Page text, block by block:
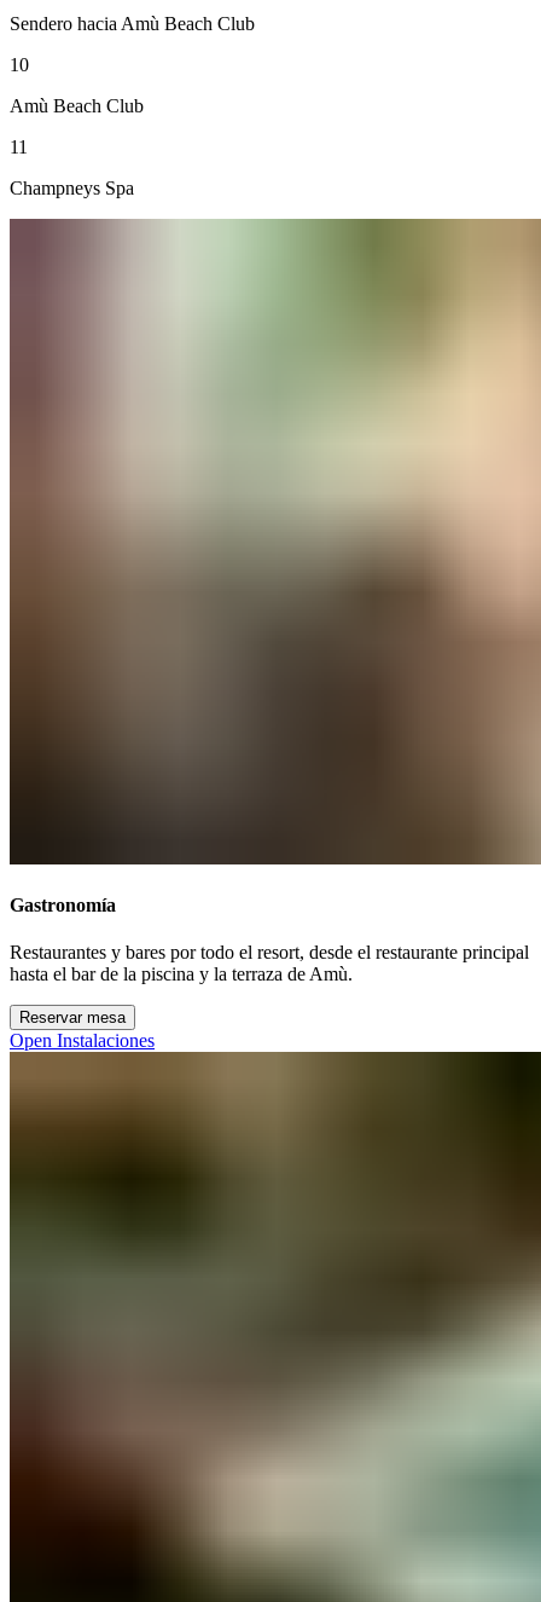
Sendero hacia Amù Beach Club​​​​‌ ‍ ​‍​‍‌‍ ‌ ​‍‌‍‍‌‌‍‌ ‌‍‍‌‌‍ ‍​‍​‍​ ‍‍​‍​‍‌ ​ ‌‍​‌‌‍ ‍‌‍‍‌‌ ‌​‌ ‍‌​‍ ‍‌‍‍‌‌‍ ​‍​‍​‍ ​​‍​‍‌‍‍​‌ ​‍‌‍‌‌‌‍‌‍​‍​‍​ ‍‍​‍​‍‌‍‍​‌ ‌​‌ ‌​‌ ​​‌ ​ ​ ‍‍​‍ ​‍ ‌‍ ​​‍ ‌‌‍​‌‌‍ ‍‌‍‌​​‍ ‌‌ ​‍​‍ ‌‌‍‍​‌‍ ‌ ‌​‌‍‌‌‌‍ ​‌ ​ ​‍ ‌‌ ​ ‌ ‌​‌ ‌‌‌‍‌​‌‍‍‌‌‍ ​‍ ‍‌ ‌‍‌‍‌‌‌ ​‍‌‍​ ‌‍‌‌‌‍ ​​‍ ‍‌‍​‌‌ ​​‌ ​​​‍ ‌‍‍‌‌‍ ‍‌ ‌​‌‍‌‌‌‍ ‍‌ ‌​​‍ ‌‍‌‌‌‍‌​‌‍‍‌‌ ‌​​‍ ‌‍ ‌‌‍ ‌‍‌​‌‍‌‌​ ‌‌ ​​‌ ​‍‌‍‌‌‌ ​ ‌‍‌‌‌‍ ‍‌ ‌​‌‍​‌‌ ‌​‌‍‍‌‌‍ ‌‍ ‍​ ‍ ‌‍‍‌‌‍‌​​ ‌​ ‌‍‌‍‌​​ ​‌‌‍‌‌​ ​ ​ ‌ ‌‍‌​​ ​‌​‍ ‌​ ​‌‌‍‌​​ ​​‌‍‌‌​‍ ‌​ ‌​‌‍‌‍‌‍‌‍‌‍​‍​‍ ‌‌‍​‌​ ​ ​ ​‍​ ​‌​‍ ‌‌‍​‌​ ​‍​ ‌‍‌‍​ ​ ‌ ​ ​ ​ ‍‌​ ‌​​ ‌‌​ ‌‍‌‍​‍​ ​​​ ‍ ‌ ‌​‌ ‍‌‌ ​​‌‍‌‌​ ‌‌‍‍​‌‍ ‌ ‌​‌‍‌‌‌‍ ​‌‌​ ‌‍‍‌‌ ‌​‌‍‌‌‌‌​​‌‍​‌‌‍‌ ‌‍‌‌​ ‍ ‌ ​​‌‍​‌‌ ‌​‌‍‍​​ ‌‌ ​​‌‍​‌‌‍‌ ‌‍‌‌‌​​‍‌ ‌‌‌‍‍‌‌‍ ​‌‍‌​‌‍‌‌‌ ​‍​‍‌‌​ ‌‌‌​​‍‌‌ ‌‍‍ ‌‍‌‌‌ ‍‌​‍‌‌​ ​ ‌​‌​​‍‌‌​ ​ ‌​‌​​‍‌‌​ ​‍​ ​‍‌‍‌‌​ ‍​​ ‌‌​ ‌‌‌‍​ ​ ​‍‌‍​ ‌‍​‌​ ‌‍​ ​​​ ​ ​ ‌‌​‍‌‌​ ​‍​ ​‍​‍‌‌​ ‌‌‌​‌​​‍ ‍‌ ​​‌‍ ‌‍‍‌‌‍ ‍‌ ‌​‌ ​ ‌​ ‌‍‌‍‌​‍‌‌‍ ‍‌ ‌​‌‍‌‌‌ ​‍‌‍‌‌‌ ​ ‌ ‌​‌ ​ ​‍‌‌​ ‌‌‌​​‍‌‌ ‌‍‍ ‌‍‌‌‌ ‍‌​‍‌‌​ ​ ‌​‌​​‍‌‌​ ​ ‌​‌​​‍‌‌​ ​‍​ ​‍​ ​‌‌‍‌​​ ‌​​ ​ ​ ​‌‌‍‌‍​ ​‍​ ‍‌‌‍​‍​ ​‌‌‍​ ​ ‍‌​‍‌‌​ ​‍​ ​‍​‍‌‌​ ‌‌‌​‌​​‍ ‍‌‍‌​‌‍‌‌‌ ‌​‌‍​‌‌‍‍‌‌‍ ​​ ‌‍​‍‌‍​‌‌ ​ ‌‍‌‌‌‌‌‌‌ ​‍‌‍ ​​ ‌‌‍‍​‌ ‌​‌ ‌​‌ ​​‌ ​ ​‍‌‌​ ​ ‌​​‌​‍‌‌​ ​‍‌​‌‍​‍‌‌​ ​‍‌​‌‍‌‍ ​​‍ ‌‌‍​‌‌‍ ‍‌‍‌​​‍ ‌‌ ​‍​‍ ‌‌‍‍​‌‍ ‌ ‌​‌‍‌‌‌‍ ​‌ ​ ​‍ ‌‌ ​ ‌ ‌​‌ ‌‌‌‍‌​‌‍‍‌‌‍ ​‍ ‍‌ ‌‍‌‍‌‌‌ ​‍‌‍​ ‌‍‌‌‌‍ ​​‍ ‍‌‍​‌‌ ​​‌ ​​​‍‌‍‌‍‍‌‌‍‌​​ ‌​ ‌‍‌‍‌​​ ​‌‌‍‌‌​ ​ ​ ‌ ‌‍‌​​ ​‌​‍ ‌​ ​‌‌‍‌​​ ​​‌‍‌‌​‍ ‌​ ‌​‌‍‌‍‌‍‌‍‌‍​‍​‍ ‌‌‍​‌​ ​ ​ ​‍​ ​‌​‍ ‌‌‍​‌​ ​‍​ ‌‍‌‍​ ​ ‌ ​ ​ ​ ‍‌​ ‌​​ ‌‌​ ‌‍‌‍​‍​ ​​​‍‌‍‌ ‌​‌ ‍‌‌ ​​‌‍‌‌​ ‌‌‍‍​‌‍ ‌ ‌​‌‍‌‌‌‍ ​‌‌​ ‌‍‍‌‌ ‌​‌‍‌‌‌‌​​‌‍​‌‌‍‌ ‌‍‌‌​‍‌‍‌ ​​‌‍​‌‌ ‌​‌‍‍​​ ‌‌ ​​‌‍​‌‌‍‌ ‌‍‌‌‌​​‍‌ ‌‌‌‍‍‌‌‍ ​‌‍‌​‌‍‌‌‌ ​‍​‍‌‌​ ‌‌‌​​‍‌‌ ‌‍‍ ‌‍‌‌‌ ‍‌​‍‌‌​ ​ ‌​‌​​‍‌‌​ ​ ‌​‌​​‍‌‌​ ​‍​ ​‍‌‍‌‌​ ‍​​ ‌‌​ ‌‌‌‍​ ​ ​‍‌‍​ ‌‍​‌​ ‌‍​ ​​​ ​ ​ ‌‌​‍‌‌​ ​‍​ ​‍​‍‌‌​ ‌‌‌​‌​​‍ ‍‌ ​​‌‍ ‌‍‍‌‌‍ ‍‌ ‌​‌ ​ ‌​ ‌‍‌‍‌​‍‌‌‍ ‍‌ ‌​‌‍‌‌‌ ​‍‌‍‌‌‌ ​ ‌ ‌​‌ ​ ​‍‌‌​ ‌‌‌​​‍‌‌ ‌‍‍ ‌‍‌‌‌ ‍‌​‍‌‌​ ​ ‌​‌​​‍‌‌​ ​ ‌​‌​​‍‌‌​ ​‍​ ​‍​ ​‌‌‍‌​​ ‌​​ ​ ​ ​‌‌‍‌‍​ ​‍​ ‍‌‌‍​‍​ ​‌‌‍​ ​ ‍‌​‍‌‌​ ​‍​ ​‍​‍‌‌​ ‌‌‌​‌​​‍ ‍‌‍‌​‌‍‌‌‌ ‌​‌‍​‌‌‍‍‌‌‍ ​​‍‌‍‌ ​​‌‍‌‌‌ ​‍‌ ​ ‌ ​​‌‍‌‌‌‍​ ‌ ‌​‌‍‍‌‌ ‌‍‌‍‌‌​ ‌‌ ​​‌ ‌‌‌‍​‍‌‍ ​‌‍‍‌‌ ​ ‌‍‍​‌‍‌‌‌‍‌​​‍​‍‌ ‌
10
Amù Beach Club​​​​‌ ‍ ​‍​‍‌‍ ‌ ​‍‌‍‍‌‌‍‌ ‌‍‍‌‌‍ ‍​‍​‍​ ‍‍​‍​‍‌ ​ ‌‍​‌‌‍ ‍‌‍‍‌‌ ‌​‌ ‍‌​‍ ‍‌‍‍‌‌‍ ​‍​‍​‍ ​​‍​‍‌‍‍​‌ ​‍‌‍‌‌‌‍‌‍​‍​‍​ ‍‍​‍​‍‌‍‍​‌ ‌​‌ ‌​‌ ​​‌ ​ ​ ‍‍​‍ ​‍ ‌‍ ​​‍ ‌‌‍​‌‌‍ ‍‌‍‌​​‍ ‌‌ ​‍​‍ ‌‌‍‍​‌‍ ‌ ‌​‌‍‌‌‌‍ ​‌ ​ ​‍ ‌‌ ​ ‌ ‌​‌ ‌‌‌‍‌​‌‍‍‌‌‍ ​‍ ‍‌ ‌‍‌‍‌‌‌ ​‍‌‍​ ‌‍‌‌‌‍ ​​‍ ‍‌‍​‌‌ ​​‌ ​​​‍ ‌‍‍‌‌‍ ‍‌ ‌​‌‍‌‌‌‍ ‍‌ ‌​​‍ ‌‍‌‌‌‍‌​‌‍‍‌‌ ‌​​‍ ‌‍ ‌‌‍ ‌‍‌​‌‍‌‌​ ‌‌ ​​‌ ​‍‌‍‌‌‌ ​ ‌‍‌‌‌‍ ‍‌ ‌​‌‍​‌‌ ‌​‌‍‍‌‌‍ ‌‍ ‍​ ‍ ‌‍‍‌‌‍‌​​ ‌​ ‌‍‌‍‌​​ ​‌‌‍‌‌​ ​ ​ ‌ ‌‍‌​​ ​‌​‍ ‌​ ​‌‌‍‌​​ ​​‌‍‌‌​‍ ‌​ ‌​‌‍‌‍‌‍‌‍‌‍​‍​‍ ‌‌‍​‌​ ​ ​ ​‍​ ​‌​‍ ‌‌‍​‌​ ​‍​ ‌‍‌‍​ ​ ‌ ​ ​ ​ ‍‌​ ‌​​ ‌‌​ ‌‍‌‍​‍​ ​​​ ‍ ‌ ‌​‌ ‍‌‌ ​​‌‍‌‌​ ‌‌‍‍​‌‍ ‌ ‌​‌‍‌‌‌‍ ​‌‌​ ‌‍‍‌‌ ‌​‌‍‌‌‌‌​​‌‍​‌‌‍‌ ‌‍‌‌​ ‍ ‌ ​​‌‍​‌‌ ‌​‌‍‍​​ ‌‌ ​​‌‍​‌‌‍‌ ‌‍‌‌‌​​‍‌ ‌‌‌‍‍‌‌‍ ​‌‍‌​‌‍‌‌‌ ​‍​‍‌‌​ ‌‌‌​​‍‌‌ ‌‍‍ ‌‍‌‌‌ ‍‌​‍‌‌​ ​ ‌​‌​​‍‌‌​ ​ ‌​‌​​‍‌‌​ ​‍​ ​‍‌‍‌‌​ ‍​​ ‌‌​ ‌‌‌‍​ ​ ​‍‌‍​ ‌‍​‌​ ‌‍​ ​​​ ​ ​ ‌‌​‍‌‌​ ​‍​ ​‍​‍‌‌​ ‌‌‌​‌​​‍ ‍‌ ​​‌‍ ‌‍‍‌‌‍ ‍‌ ‌​‌ ​ ‌​ ‌‍‌‍‌​‍‌‌‍ ‍‌ ‌​‌‍‌‌‌ ​‍‌‍‌‌‌ ​ ‌ ‌​‌ ​ ​‍‌‌​ ‌‌‌​​‍‌‌ ‌‍‍ ‌‍‌‌‌ ‍‌​‍‌‌​ ​ ‌​‌​​‍‌‌​ ​ ‌​‌​​‍‌‌​ ​‍​ ​‍​ ​​‌‍‌‍‌‍​‍​ ‌​‌‍‌​‌‍‌‌‌‍​‌‌‍​ ​ ​‍​ ‌ ‌‍‌‌‌‍‌‌​‍‌‌​ ​‍​ ​‍​‍‌‌​ ‌‌‌​‌​​‍ ‍‌‍‌​‌‍‌‌‌ ‌​‌‍​‌‌‍‍‌‌‍ ​​ ‌‍​‍‌‍​‌‌ ​ ‌‍‌‌‌‌‌‌‌ ​‍‌‍ ​​ ‌‌‍‍​‌ ‌​‌ ‌​‌ ​​‌ ​ ​‍‌‌​ ​ ‌​​‌​‍‌‌​ ​‍‌​‌‍​‍‌‌​ ​‍‌​‌‍‌‍ ​​‍ ‌‌‍​‌‌‍ ‍‌‍‌​​‍ ‌‌ ​‍​‍ ‌‌‍‍​‌‍ ‌ ‌​‌‍‌‌‌‍ ​‌ ​ ​‍ ‌‌ ​ ‌ ‌​‌ ‌‌‌‍‌​‌‍‍‌‌‍ ​‍ ‍‌ ‌‍‌‍‌‌‌ ​‍‌‍​ ‌‍‌‌‌‍ ​​‍ ‍‌‍​‌‌ ​​‌ ​​​‍‌‍‌‍‍‌‌‍‌​​ ‌​ ‌‍‌‍‌​​ ​‌‌‍‌‌​ ​ ​ ‌ ‌‍‌​​ ​‌​‍ ‌​ ​‌‌‍‌​​ ​​‌‍‌‌​‍ ‌​ ‌​‌‍‌‍‌‍‌‍‌‍​‍​‍ ‌‌‍​‌​ ​ ​ ​‍​ ​‌​‍ ‌‌‍​‌​ ​‍​ ‌‍‌‍​ ​ ‌ ​ ​ ​ ‍‌​ ‌​​ ‌‌​ ‌‍‌‍​‍​ ​​​‍‌‍‌ ‌​‌ ‍‌‌ ​​‌‍‌‌​ ‌‌‍‍​‌‍ ‌ ‌​‌‍‌‌‌‍ ​‌‌​ ‌‍‍‌‌ ‌​‌‍‌‌‌‌​​‌‍​‌‌‍‌ ‌‍‌‌​‍‌‍‌ ​​‌‍​‌‌ ‌​‌‍‍​​ ‌‌ ​​‌‍​‌‌‍‌ ‌‍‌‌‌​​‍‌ ‌‌‌‍‍‌‌‍ ​‌‍‌​‌‍‌‌‌ ​‍​‍‌‌​ ‌‌‌​​‍‌‌ ‌‍‍ ‌‍‌‌‌ ‍‌​‍‌‌​ ​ ‌​‌​​‍‌‌​ ​ ‌​‌​​‍‌‌​ ​‍​ ​‍‌‍‌‌​ ‍​​ ‌‌​ ‌‌‌‍​ ​ ​‍‌‍​ ‌‍​‌​ ‌‍​ ​​​ ​ ​ ‌‌​‍‌‌​ ​‍​ ​‍​‍‌‌​ ‌‌‌​‌​​‍ ‍‌ ​​‌‍ ‌‍‍‌‌‍ ‍‌ ‌​‌ ​ ‌​ ‌‍‌‍‌​‍‌‌‍ ‍‌ ‌​‌‍‌‌‌ ​‍‌‍‌‌‌ ​ ‌ ‌​‌ ​ ​‍‌‌​ ‌‌‌​​‍‌‌ ‌‍‍ ‌‍‌‌‌ ‍‌​‍‌‌​ ​ ‌​‌​​‍‌‌​ ​ ‌​‌​​‍‌‌​ ​‍​ ​‍​ ​​‌‍‌‍‌‍​‍​ ‌​‌‍‌​‌‍‌‌‌‍​‌‌‍​ ​ ​‍​ ‌ ‌‍‌‌‌‍‌‌​‍‌‌​ ​‍​ ​‍​‍‌‌​ ‌‌‌​‌​​‍ ‍‌‍‌​‌‍‌‌‌ ‌​‌‍​‌‌‍‍‌‌‍ ​​‍‌‍‌ ​​‌‍‌‌‌ ​‍‌ ​ ‌ ​​‌‍‌‌‌‍​ ‌ ‌​‌‍‍‌‌ ‌‍‌‍‌‌​ ‌‌ ​​‌ ‌‌‌‍​‍‌‍ ​‌‍‍‌‌ ​ ‌‍‍​‌‍‌‌‌‍‌​​‍​‍‌ ‌
11
Champneys Spa​​​​‌ ‍ ​‍​‍‌‍ ‌ ​‍‌‍‍‌‌‍‌ ‌‍‍‌‌‍ ‍​‍​‍​ ‍‍​‍​‍‌ ​ ‌‍​‌‌‍ ‍‌‍‍‌‌ ‌​‌ ‍‌​‍ ‍‌‍‍‌‌‍ ​‍​‍​‍ ​​‍​‍‌‍‍​‌ ​‍‌‍‌‌‌‍‌‍​‍​‍​ ‍‍​‍​‍‌‍‍​‌ ‌​‌ ‌​‌ ​​‌ ​ ​ ‍‍​‍ ​‍ ‌‍ ​​‍ ‌‌‍​‌‌‍ ‍‌‍‌​​‍ ‌‌ ​‍​‍ ‌‌‍‍​‌‍ ‌ ‌​‌‍‌‌‌‍ ​‌ ​ ​‍ ‌‌ ​ ‌ ‌​‌ ‌‌‌‍‌​‌‍‍‌‌‍ ​‍ ‍‌ ‌‍‌‍‌‌‌ ​‍‌‍​ ‌‍‌‌‌‍ ​​‍ ‍‌‍​‌‌ ​​‌ ​​​‍ ‌‍‍‌‌‍ ‍‌ ‌​‌‍‌‌‌‍ ‍‌ ‌​​‍ ‌‍‌‌‌‍‌​‌‍‍‌‌ ‌​​‍ ‌‍ ‌‌‍ ‌‍‌​‌‍‌‌​ ‌‌ ​​‌ ​‍‌‍‌‌‌ ​ ‌‍‌‌‌‍ ‍‌ ‌​‌‍​‌‌ ‌​‌‍‍‌‌‍ ‌‍ ‍​ ‍ ‌‍‍‌‌‍‌​​ ‌​ ‌‍‌‍‌​​ ​‌‌‍‌‌​ ​ ​ ‌ ‌‍‌​​ ​‌​‍ ‌​ ​‌‌‍‌​​ ​​‌‍‌‌​‍ ‌​ ‌​‌‍‌‍‌‍‌‍‌‍​‍​‍ ‌‌‍​‌​ ​ ​ ​‍​ ​‌​‍ ‌‌‍​‌​ ​‍​ ‌‍‌‍​ ​ ‌ ​ ​ ​ ‍‌​ ‌​​ ‌‌​ ‌‍‌‍​‍​ ​​​ ‍ ‌ ‌​‌ ‍‌‌ ​​‌‍‌‌​ ‌‌‍‍​‌‍ ‌ ‌​‌‍‌‌‌‍ ​‌‌​ ‌‍‍‌‌ ‌​‌‍‌‌‌‌​​‌‍​‌‌‍‌ ‌‍‌‌​ ‍ ‌ ​​‌‍​‌‌ ‌​‌‍‍​​ ‌‌ ​​‌‍​‌‌‍‌ ‌‍‌‌‌​​‍‌ ‌‌‌‍‍‌‌‍ ​‌‍‌​‌‍‌‌‌ ​‍​‍‌‌​ ‌‌‌​​‍‌‌ ‌‍‍ ‌‍‌‌‌ ‍‌​‍‌‌​ ​ ‌​‌​​‍‌‌​ ​ ‌​‌​​‍‌‌​ ​‍​ ​‍‌‍‌‌​ ‍​​ ‌‌​ ‌‌‌‍​ ​ ​‍‌‍​ ‌‍​‌​ ‌‍​ ​​​ ​ ​ ‌‌​‍‌‌​ ​‍​ ​‍​‍‌‌​ ‌‌‌​‌​​‍ ‍‌ ​​‌‍ ‌‍‍‌‌‍ ‍‌ ‌​‌ ​ ‌​ ‌‍‌‍‌​‍‌‌‍ ‍‌ ‌​‌‍‌‌‌ ​‍‌‍‌‌‌ ​ ‌ ‌​‌ ​ ​‍‌‌​ ‌‌‌​​‍‌‌ ‌‍‍ ‌‍‌‌‌ ‍‌​‍‌‌​ ​ ‌​‌​​‍‌‌​ ​ ‌​‌​​‍‌‌​ ​‍​ ​‍‌‍​ ‌‍‌‍‌‍‌‍​ ‌​‌‍‌​​ ‌​‌‍‌‌​ ‌ ‌‍‌‌​ ‌ ​ ​‌​ ​​​‍‌‌​ ​‍​ ​‍​‍‌‌​ ‌‌‌​‌​​‍ ‍‌‍‌​‌‍‌‌‌ ‌​‌‍​‌‌‍‍‌‌‍ ​​ ‌‍​‍‌‍​‌‌ ​ ‌‍‌‌‌‌‌‌‌ ​‍‌‍ ​​ ‌‌‍‍​‌ ‌​‌ ‌​‌ ​​‌ ​ ​‍‌‌​ ​ ‌​​‌​‍‌‌​ ​‍‌​‌‍​‍‌‌​ ​‍‌​‌‍‌‍ ​​‍ ‌‌‍​‌‌‍ ‍‌‍‌​​‍ ‌‌ ​‍​‍ ‌‌‍‍​‌‍ ‌ ‌​‌‍‌‌‌‍ ​‌ ​ ​‍ ‌‌ ​ ‌ ‌​‌ ‌‌‌‍‌​‌‍‍‌‌‍ ​‍ ‍‌ ‌‍‌‍‌‌‌ ​‍‌‍​ ‌‍‌‌‌‍ ​​‍ ‍‌‍​‌‌ ​​‌ ​​​‍‌‍‌‍‍‌‌‍‌​​ ‌​ ‌‍‌‍‌​​ ​‌‌‍‌‌​ ​ ​ ‌ ‌‍‌​​ ​‌​‍ ‌​ ​‌‌‍‌​​ ​​‌‍‌‌​‍ ‌​ ‌​‌‍‌‍‌‍‌‍‌‍​‍​‍ ‌‌‍​‌​ ​ ​ ​‍​ ​‌​‍ ‌‌‍​‌​ ​‍​ ‌‍‌‍​ ​ ‌ ​ ​ ​ ‍‌​ ‌​​ ‌‌​ ‌‍‌‍​‍​ ​​​‍‌‍‌ ‌​‌ ‍‌‌ ​​‌‍‌‌​ ‌‌‍‍​‌‍ ‌ ‌​‌‍‌‌‌‍ ​‌‌​ ‌‍‍‌‌ ‌​‌‍‌‌‌‌​​‌‍​‌‌‍‌ ‌‍‌‌​‍‌‍‌ ​​‌‍​‌‌ ‌​‌‍‍​​ ‌‌ ​​‌‍​‌‌‍‌ ‌‍‌‌‌​​‍‌ ‌‌‌‍‍‌‌‍ ​‌‍‌​‌‍‌‌‌ ​‍​‍‌‌​ ‌‌‌​​‍‌‌ ‌‍‍ ‌‍‌‌‌ ‍‌​‍‌‌​ ​ ‌​‌​​‍‌‌​ ​ ‌​‌​​‍‌‌​ ​‍​ ​‍‌‍‌‌​ ‍​​ ‌‌​ ‌‌‌‍​ ​ ​‍‌‍​ ‌‍​‌​ ‌‍​ ​​​ ​ ​ ‌‌​‍‌‌​ ​‍​ ​‍​‍‌‌​ ‌‌‌​‌​​‍ ‍‌ ​​‌‍ ‌‍‍‌‌‍ ‍‌ ‌​‌ ​ ‌​ ‌‍‌‍‌​‍‌‌‍ ‍‌ ‌​‌‍‌‌‌ ​‍‌‍‌‌‌ ​ ‌ ‌​‌ ​ ​‍‌‌​ ‌‌‌​​‍‌‌ ‌‍‍ ‌‍‌‌‌ ‍‌​‍‌‌​ ​ ‌​‌​​‍‌‌​ ​ ‌​‌​​‍‌‌​ ​‍​ ​‍‌‍​ ‌‍‌‍‌‍‌‍​ ‌​‌‍‌​​ ‌​‌‍‌‌​ ‌ ‌‍‌‌​ ‌ ​ ​‌​ ​​​‍‌‌​ ​‍​ ​‍​‍‌‌​ ‌‌‌​‌​​‍ ‍‌‍‌​‌‍‌‌‌ ‌​‌‍​‌‌‍‍‌‌‍ ​​‍‌‍‌ ​​‌‍‌‌‌ ​‍‌ ​ ‌ ​​‌‍‌‌‌‍​ ‌ ‌​‌‍‍‌‌ ‌‍‌‍‌‌​ ‌‌ ​​‌ ‌‌‌‍​‍‌‍ ​‌‍‍‌‌ ​ ‌‍‍​‌‍‌‌‌‍‌​​‍​‍‌ ‌
Gastronomía​​​​‌ ‍ ​‍​‍‌‍ ‌ ​‍‌‍‍‌‌‍‌ ‌‍‍‌‌‍ ‍​‍​‍​ ‍‍​‍​‍‌ ​ ‌‍​‌‌‍ ‍‌‍‍‌‌ ‌​‌ ‍‌​‍ ‍‌‍‍‌‌‍ ​‍​‍​‍ ​​‍​‍‌‍‍​‌ ​‍‌‍‌‌‌‍‌‍​‍​‍​ ‍‍​‍​‍‌‍‍​‌ ‌​‌ ‌​‌ ​​‌ ​ ​ ‍‍​‍ ​‍ ‌‍ ​​‍ ‌‌‍​‌‌‍ ‍‌‍‌​​‍ ‌‌ ​‍​‍ ‌‌‍‍​‌‍ ‌ ‌​‌‍‌‌‌‍ ​‌ ​ ​‍ ‌‌ ​ ‌ ‌​‌ ‌‌‌‍‌​‌‍‍‌‌‍ ​‍ ‍‌ ‌‍‌‍‌‌‌ ​‍‌‍​ ‌‍‌‌‌‍ ​​‍ ‍‌‍​‌‌ ​​‌ ​​​‍ ‌‍‍‌‌‍ ‍‌ ‌​‌‍‌‌‌‍ ‍‌ ‌​​‍ ‌‍‌‌‌‍‌​‌‍‍‌‌ ‌​​‍ ‌‍ ‌‌‍ ‌‍‌​‌‍‌‌​ ‌‌ ​​‌ ​‍‌‍‌‌‌ ​ ‌‍‌‌‌‍ ‍‌ ‌​‌‍​‌‌ ‌​‌‍‍‌‌‍ ‌‍ ‍​ ‍ ‌‍‍‌‌‍‌​​ ‌​ ‌‍‌‍‌​​ ​‌‌‍‌‌​ ​ ​ ‌ ‌‍‌​​ ​‌​‍ ‌​ ​‌‌‍‌​​ ​​‌‍‌‌​‍ ‌​ ‌​‌‍‌‍‌‍‌‍‌‍​‍​‍ ‌‌‍​‌​ ​ ​ ​‍​ ​‌​‍ ‌‌‍​‌​ ​‍​ ‌‍‌‍​ ​ ‌ ​ ​ ​ ‍‌​ ‌​​ ‌‌​ ‌‍‌‍​‍​ ​​​ ‍ ‌ ‌​‌ ‍‌‌ ​​‌‍‌‌​ ‌‌‍‍​‌‍ ‌ ‌​‌‍‌‌‌‍ ​‌‌​ ‌‍‍‌‌ ‌​‌‍‌‌‌‌​​‌‍​‌‌‍‌ ‌‍‌‌​ ‍ ‌ ​​‌‍​‌‌ ‌​‌‍‍​​ ‌‌ ​​‌‍​‌‌‍‌ ‌‍‌‌‌​​‍‌ ‌‌‌‍‍‌‌‍ ​‌‍‌​‌‍‌‌‌ ​‍​‍‌‌​ ‌‌‌​​‍‌‌ ‌‍‍ ‌‍‌‌‌ ‍‌​‍‌‌​ ​ ‌​‌​​‍‌‌​ ​ ‌​‌​​‍‌‌​ ​‍​ ​‍​ ‌‍​ ‌ ​ ​‌‌‍‌‌​ ‌‍​ ​‌​ ​‌​ ​‌​ ‌​​ ‌‍​ ‌‌‌‍‌​​‍‌‌​ ​‍​ ​‍​‍‌‌​ ‌‌‌​‌​​‍ ‍‌‍​ ‌‍ ‌‍ ‍‌ ‌​‌‍‌‌‌‍ ‍‌ ‌​​‍‌‌​ ‌‌‌​​‍‌‌ ‌‍‍ ‌‍‌‌‌ ‍‌​‍‌‌​ ​ ‌​‌​​‍‌‌​ ​ ‌​‌​​‍‌‌​ ​‍​ ​‍​ ​‌​ ‌‌‌‍‌‌‌‍​‌​ ‍​​ ‌‍‌‍‌​​ ‌​​ ‌ ​ ​​​ ​‌​ ​​​‍‌‌​ ​‍​ ​‍​‍‌‌​ ‌‌‌​‌​​‍ ‍‌ ‌​‌‍‍‌‌ ‌​‌‍ ​‌‍‌‌​ ‌‍​‍‌‍​‌‌ ​ ‌‍‌‌‌‌‌‌‌ ​‍‌‍ ​​ ‌‌‍‍​‌ ‌​‌ ‌​‌ ​​‌ ​ ​‍‌‌​ ​ ‌​​‌​‍‌‌​ ​‍‌​‌‍​‍‌‌​ ​‍‌​‌‍‌‍ ​​‍ ‌‌‍​‌‌‍ ‍‌‍‌​​‍ ‌‌ ​‍​‍ ‌‌‍‍​‌‍ ‌ ‌​‌‍‌‌‌‍ ​‌ ​ ​‍ ‌‌ ​ ‌ ‌​‌ ‌‌‌‍‌​‌‍‍‌‌‍ ​‍ ‍‌ ‌‍‌‍‌‌‌ ​‍‌‍​ ‌‍‌‌‌‍ ​​‍ ‍‌‍​‌‌ ​​‌ ​​​‍‌‍‌‍‍‌‌‍‌​​ ‌​ ‌‍‌‍‌​​ ​‌‌‍‌‌​ ​ ​ ‌ ‌‍‌​​ ​‌​‍ ‌​ ​‌‌‍‌​​ ​​‌‍‌‌​‍ ‌​ ‌​‌‍‌‍‌‍‌‍‌‍​‍​‍ ‌‌‍​‌​ ​ ​ ​‍​ ​‌​‍ ‌‌‍​‌​ ​‍​ ‌‍‌‍​ ​ ‌ ​ ​ ​ ‍‌​ ‌​​ ‌‌​ ‌‍‌‍​‍​ ​​​‍‌‍‌ ‌​‌ ‍‌‌ ​​‌‍‌‌​ ‌‌‍‍​‌‍ ‌ ‌​‌‍‌‌‌‍ ​‌‌​ ‌‍‍‌‌ ‌​‌‍‌‌‌‌​​‌‍​‌‌‍‌ ‌‍‌‌​‍‌‍‌ ​​‌‍​‌‌ ‌​‌‍‍​​ ‌‌ ​​‌‍​‌‌‍‌ ‌‍‌‌‌​​‍‌ ‌‌‌‍‍‌‌‍ ​‌‍‌​‌‍‌‌‌ ​‍​‍‌‌​ ‌‌‌​​‍‌‌ ‌‍‍ ‌‍‌‌‌ ‍‌​‍‌‌​ ​ ‌​‌​​‍‌‌​ ​ ‌​‌​​‍‌‌​ ​‍​ ​‍​ ‌‍​ ‌ ​ ​‌‌‍‌‌​ ‌‍​ ​‌​ ​‌​ ​‌​ ‌​​ ‌‍​ ‌‌‌‍‌​​‍‌‌​ ​‍​ ​‍​‍‌‌​ ‌‌‌​‌​​‍ ‍‌‍​ ‌‍ ‌‍ ‍‌ ‌​‌‍‌‌‌‍ ‍‌ ‌​​‍‌‌​ ‌‌‌​​‍‌‌ ‌‍‍ ‌‍‌‌‌ ‍‌​‍‌‌​ ​ ‌​‌​​‍‌‌​ ​ ‌​‌​​‍‌‌​ ​‍​ ​‍​ ​‌​ ‌‌‌‍‌‌‌‍​‌​ ‍​​ ‌‍‌‍‌​​ ‌​​ ‌ ​ ​​​ ​‌​ ​​​‍‌‌​ ​‍​ ​‍​‍‌‌​ ‌‌‌​‌​​‍ ‍‌ ‌​‌‍‍‌‌ ‌​‌‍ ​‌‍‌‌​‍‌‍‌ ​​‌‍‌‌‌ ​‍‌ ​ ‌ ​​‌‍‌‌‌‍​ ‌ ‌​‌‍‍‌‌ ‌‍‌‍‌‌​ ‌‌ ​​‌ ‌‌‌‍​‍‌‍ ​‌‍‍‌‌ ​ ‌‍‍​‌‍‌‌‌‍‌​​‍​‍‌ ‌
Restaurantes y bares por todo el resort, desde el restaurante principal
hasta el bar de la piscina y la terraza de Amù.​​​​‌ ‍ ​‍​‍‌‍ ‌ ​‍‌‍‍‌‌‍‌ ‌‍‍‌‌‍ ‍​‍​‍​ ‍‍​‍​‍‌ ​ ‌‍​‌‌‍ ‍‌‍‍‌‌ ‌​‌ ‍‌​‍ ‍‌‍‍‌‌‍ ​‍​‍​‍ ​​‍​‍‌‍‍​‌ ​‍‌‍‌‌‌‍‌‍​‍​‍​ ‍‍​‍​‍‌‍‍​‌ ‌​‌ ‌​‌ ​​‌ ​ ​ ‍‍​‍ ​‍ ‌‍ ​​‍ ‌‌‍​‌‌‍ ‍‌‍‌​​‍ ‌‌ ​‍​‍ ‌‌‍‍​‌‍ ‌ ‌​‌‍‌‌‌‍ ​‌ ​ ​‍ ‌‌ ​ ‌ ‌​‌ ‌‌‌‍‌​‌‍‍‌‌‍ ​‍ ‍‌ ‌‍‌‍‌‌‌ ​‍‌‍​ ‌‍‌‌‌‍ ​​‍ ‍‌‍​‌‌ ​​‌ ​​​‍ ‌‍‍‌‌‍ ‍‌ ‌​‌‍‌‌‌‍ ‍‌ ‌​​‍ ‌‍‌‌‌‍‌​‌‍‍‌‌ ‌​​‍ ‌‍ ‌‌‍ ‌‍‌​‌‍‌‌​ ‌‌ ​​‌ ​‍‌‍‌‌‌ ​ ‌‍‌‌‌‍ ‍‌ ‌​‌‍​‌‌ ‌​‌‍‍‌‌‍ ‌‍ ‍​ ‍ ‌‍‍‌‌‍‌​​ ‌​ ‌‍‌‍‌​​ ​‌‌‍‌‌​ ​ ​ ‌ ‌‍‌​​ ​‌​‍ ‌​ ​‌‌‍‌​​ ​​‌‍‌‌​‍ ‌​ ‌​‌‍‌‍‌‍‌‍‌‍​‍​‍ ‌‌‍​‌​ ​ ​ ​‍​ ​‌​‍ ‌‌‍​‌​ ​‍​ ‌‍‌‍​ ​ ‌ ​ ​ ​ ‍‌​ ‌​​ ‌‌​ ‌‍‌‍​‍​ ​​​ ‍ ‌ ‌​‌ ‍‌‌ ​​‌‍‌‌​ ‌‌‍‍​‌‍ ‌ ‌​‌‍‌‌‌‍ ​‌‌​ ‌‍‍‌‌ ‌​‌‍‌‌‌‌​​‌‍​‌‌‍‌ ‌‍‌‌​ ‍ ‌ ​​‌‍​‌‌ ‌​‌‍‍​​ ‌‌ ​​‌‍​‌‌‍‌ ‌‍‌‌‌​​‍‌ ‌‌‌‍‍‌‌‍ ​‌‍‌​‌‍‌‌‌ ​‍​‍‌‌​ ‌‌‌​​‍‌‌ ‌‍‍ ‌‍‌‌‌ ‍‌​‍‌‌​ ​ ‌​‌​​‍‌‌​ ​ ‌​‌​​‍‌‌​ ​‍​ ​‍​ ‌‍​ ‌ ​ ​‌‌‍‌‌​ ‌‍​ ​‌​ ​‌​ ​‌​ ‌​​ ‌‍​ ‌‌‌‍‌​​‍‌‌​ ​‍​ ​‍​‍‌‌​ ‌‌‌​‌​​‍ ‍‌‍​ ‌‍ ‌‍ ‍‌ ‌​‌‍‌‌‌‍ ‍‌ ‌​​‍‌‌​ ‌‌‌​​‍‌‌ ‌‍‍ ‌‍‌‌‌ ‍‌​‍‌‌​ ​ ‌​‌​​‍‌‌​ ​ ‌​‌​​‍‌‌​ ​‍​ ​‍​ ​‌​ ‌‌‌‍‌‌‌‍​‌​ ‍​​ ‌‍‌‍‌​​ ‌​​ ‌ ​ ​​​ ​‌​ ​​​‍‌‌​ ​‍​ ​‍​‍‌‌​ ‌‌‌​‌​​‍ ‍‌‍‌‌‌ ‍​‌‍​ ‌‍‌‌‌ ​‍‌ ​​‌ ‌​​ ‌‍​‍‌‍​‌‌ ​ ‌‍‌‌‌‌‌‌‌ ​‍‌‍ ​​ ‌‌‍‍​‌ ‌​‌ ‌​‌ ​​‌ ​ ​‍‌‌​ ​ ‌​​‌​‍‌‌​ ​‍‌​‌‍​‍‌‌​ ​‍‌​‌‍‌‍ ​​‍ ‌‌‍​‌‌‍ ‍‌‍‌​​‍ ‌‌ ​‍​‍ ‌‌‍‍​‌‍ ‌ ‌​‌‍‌‌‌‍ ​‌ ​ ​‍ ‌‌ ​ ‌ ‌​‌ ‌‌‌‍‌​‌‍‍‌‌‍ ​‍ ‍‌ ‌‍‌‍‌‌‌ ​‍‌‍​ ‌‍‌‌‌‍ ​​‍ ‍‌‍​‌‌ ​​‌ ​​​‍‌‍‌‍‍‌‌‍‌​​ ‌​ ‌‍‌‍‌​​ ​‌‌‍‌‌​ ​ ​ ‌ ‌‍‌​​ ​‌​‍ ‌​ ​‌‌‍‌​​ ​​‌‍‌‌​‍ ‌​ ‌​‌‍‌‍‌‍‌‍‌‍​‍​‍ ‌‌‍​‌​ ​ ​ ​‍​ ​‌​‍ ‌‌‍​‌​ ​‍​ ‌‍‌‍​ ​ ‌ ​ ​ ​ ‍‌​ ‌​​ ‌‌​ ‌‍‌‍​‍​ ​​​‍‌‍‌ ‌​‌ ‍‌‌ ​​‌‍‌‌​ ‌‌‍‍​‌‍ ‌ ‌​‌‍‌‌‌‍ ​‌‌​ ‌‍‍‌‌ ‌​‌‍‌‌‌‌​​‌‍​‌‌‍‌ ‌‍‌‌​‍‌‍‌ ​​‌‍​‌‌ ‌​‌‍‍​​ ‌‌ ​​‌‍​‌‌‍‌ ‌‍‌‌‌​​‍‌ ‌‌‌‍‍‌‌‍ ​‌‍‌​‌‍‌‌‌ ​‍​‍‌‌​ ‌‌‌​​‍‌‌ ‌‍‍ ‌‍‌‌‌ ‍‌​‍‌‌​ ​ ‌​‌​​‍‌‌​ ​ ‌​‌​​‍‌‌​ ​‍​ ​‍​ ‌‍​ ‌ ​ ​‌‌‍‌‌​ ‌‍​ ​‌​ ​‌​ ​‌​ ‌​​ ‌‍​ ‌‌‌‍‌​​‍‌‌​ ​‍​ ​‍​‍‌‌​ ‌‌‌​‌​​‍ ‍‌‍​ ‌‍ ‌‍ ‍‌ ‌​‌‍‌‌‌‍ ‍‌ ‌​​‍‌‌​ ‌‌‌​​‍‌‌ ‌‍‍ ‌‍‌‌‌ ‍‌​‍‌‌​ ​ ‌​‌​​‍‌‌​ ​ ‌​‌​​‍‌‌​ ​‍​ ​‍​ ​‌​ ‌‌‌‍‌‌‌‍​‌​ ‍​​ ‌‍‌‍‌​​ ‌​​ ‌ ​ ​​​ ​‌​ ​​​‍‌‌​ ​‍​ ​‍​‍‌‌​ ‌‌‌​‌​​‍ ‍‌‍‌‌‌ ‍​‌‍​ ‌‍‌‌‌ ​‍‌ ​​‌ ‌​​‍‌‍‌ ​​‌‍‌‌‌ ​‍‌ ​ ‌ ​​‌‍‌‌‌‍​ ‌ ‌​‌‍‍‌‌ ‌‍‌‍‌‌​ ‌‌ ​​‌ ‌‌‌‍​‍‌‍ ​‌‍‍‌‌ ​ ‌‍‍​‌‍‌‌‌‍‌​​‍​‍‌ ‌
Reservar mesa​​​​‌ ‍ ​‍​‍‌‍ ‌ ​‍‌‍‍‌‌‍‌ ‌‍‍‌‌‍ ‍​‍​‍​ ‍‍​‍​‍‌ ​ ‌‍​‌‌‍ ‍‌‍‍‌‌ ‌​‌ ‍‌​‍ ‍‌‍‍‌‌‍ ​‍​‍​‍ ​​‍​‍‌‍‍​‌ ​‍‌‍‌‌‌‍‌‍​‍​‍​ ‍‍​‍​‍‌‍‍​‌ ‌​‌ ‌​‌ ​​‌ ​ ​ ‍‍​‍ ​‍ ‌‍ ​​‍ ‌‌‍​‌‌‍ ‍‌‍‌​​‍ ‌‌ ​‍​‍ ‌‌‍‍​‌‍ ‌ ‌​‌‍‌‌‌‍ ​‌ ​ ​‍ ‌‌ ​ ‌ ‌​‌ ‌‌‌‍‌​‌‍‍‌‌‍ ​‍ ‍‌ ‌‍‌‍‌‌‌ ​‍‌‍​ ‌‍‌‌‌‍ ​​‍ ‍‌‍​‌‌ ​​‌ ​​​‍ ‌‍‍‌‌‍ ‍‌ ‌​‌‍‌‌‌‍ ‍‌ ‌​​‍ ‌‍‌‌‌‍‌​‌‍‍‌‌ ‌​​‍ ‌‍ ‌‌‍ ‌‍‌​‌‍‌‌​ ‌‌ ​​‌ ​‍‌‍‌‌‌ ​ ‌‍‌‌‌‍ ‍‌ ‌​‌‍​‌‌ ‌​‌‍‍‌‌‍ ‌‍ ‍​ ‍ ‌‍‍‌‌‍‌​​ ‌​ ‌‍‌‍‌​​ ​‌‌‍‌‌​ ​ ​ ‌ ‌‍‌​​ ​‌​‍ ‌​ ​‌‌‍‌​​ ​​‌‍‌‌​‍ ‌​ ‌​‌‍‌‍‌‍‌‍‌‍​‍​‍ ‌‌‍​‌​ ​ ​ ​‍​ ​‌​‍ ‌‌‍​‌​ ​‍​ ‌‍‌‍​ ​ ‌ ​ ​ ​ ‍‌​ ‌​​ ‌‌​ ‌‍‌‍​‍​ ​​​ ‍ ‌ ‌​‌ ‍‌‌ ​​‌‍‌‌​ ‌‌‍‍​‌‍ ‌ ‌​‌‍‌‌‌‍ ​‌‌​ ‌‍‍‌‌ ‌​‌‍‌‌‌‌​​‌‍​‌‌‍‌ ‌‍‌‌​ ‍ ‌ ​​‌‍​‌‌ ‌​‌‍‍​​ ‌‌ ​​‌‍​‌‌‍‌ ‌‍‌‌‌​​‍‌ ‌‌‌‍‍‌‌‍ ​‌‍‌​‌‍‌‌‌ ​‍​‍‌‌​ ‌‌‌​​‍‌‌ ‌‍‍ ‌‍‌‌‌ ‍‌​‍‌‌​ ​ ‌​‌​​‍‌‌​ ​ ‌​‌​​‍‌‌​ ​‍​ ​‍​ ‌‍​ ‌ ​ ​‌‌‍‌‌​ ‌‍​ ​‌​ ​‌​ ​‌​ ‌​​ ‌‍​ ‌‌‌‍‌​​‍‌‌​ ​‍​ ​‍​‍‌‌​ ‌‌‌​‌​​‍ ‍‌‍​ ‌‍ ‌‍ ‍‌ ‌​‌‍‌‌‌‍ ‍‌ ‌​​‍‌‌​ ‌‌‌​​‍‌‌ ‌‍‍ ‌‍‌‌‌ ‍‌​‍‌‌​ ​ ‌​‌​​‍‌‌​ ​ ‌​‌​​‍‌‌​ ​‍​ ​‍​ ​‌​ ‌‌‌‍‌‌‌‍​‌​ ‍​​ ‌‍‌‍‌​​ ‌​​ ‌ ​ ​​​ ​‌​ ​​​‍‌‌​ ​‍​ ​‍​‍‌‌​ ‌‌‌​‌​​‍ ‍‌ ​​‌ ​‍‌‍‍‌‌‍ ‌‌‍​‌‌ ​‍‌ ‍‌‌​​ ‌ ‌​‌‍​‌​‍ ‍‌‍ ​‌‍​‌‌‍​‍‌‍‌‌‌‍ ​​ ‌‍​‍‌‍​‌‌ ​ ‌‍‌‌‌‌‌‌‌ ​‍‌‍ ​​ ‌‌‍‍​‌ ‌​‌ ‌​‌ ​​‌ ​ ​‍‌‌​ ​ ‌​​‌​‍‌‌​ ​‍‌​‌‍​‍‌‌​ ​‍‌​‌‍‌‍ ​​‍ ‌‌‍​‌‌‍ ‍‌‍‌​​‍ ‌‌ ​‍​‍ ‌‌‍‍​‌‍ ‌ ‌​‌‍‌‌‌‍ ​‌ ​ ​‍ ‌‌ ​ ‌ ‌​‌ ‌‌‌‍‌​‌‍‍‌‌‍ ​‍ ‍‌ ‌‍‌‍‌‌‌ ​‍‌‍​ ‌‍‌‌‌‍ ​​‍ ‍‌‍​‌‌ ​​‌ ​​​‍‌‍‌‍‍‌‌‍‌​​ ‌​ ‌‍‌‍‌​​ ​‌‌‍‌‌​ ​ ​ ‌ ‌‍‌​​ ​‌​‍ ‌​ ​‌‌‍‌​​ ​​‌‍‌‌​‍ ‌​ ‌​‌‍‌‍‌‍‌‍‌‍​‍​‍ ‌‌‍​‌​ ​ ​ ​‍​ ​‌​‍ ‌‌‍​‌​ ​‍​ ‌‍‌‍​ ​ ‌ ​ ​ ​ ‍‌​ ‌​​ ‌‌​ ‌‍‌‍​‍​ ​​​‍‌‍‌ ‌​‌ ‍‌‌ ​​‌‍‌‌​ ‌‌‍‍​‌‍ ‌ ‌​‌‍‌‌‌‍ ​‌‌​ ‌‍‍‌‌ ‌​‌‍‌‌‌‌​​‌‍​‌‌‍‌ ‌‍‌‌​‍‌‍‌ ​​‌‍​‌‌ ‌​‌‍‍​​ ‌‌ ​​‌‍​‌‌‍‌ ‌‍‌‌‌​​‍‌ ‌‌‌‍‍‌‌‍ ​‌‍‌​‌‍‌‌‌ ​‍​‍‌‌​ ‌‌‌​​‍‌‌ ‌‍‍ ‌‍‌‌‌ ‍‌​‍‌‌​ ​ ‌​‌​​‍‌‌​ ​ ‌​‌​​‍‌‌​ ​‍​ ​‍​ ‌‍​ ‌ ​ ​‌‌‍‌‌​ ‌‍​ ​‌​ ​‌​ ​‌​ ‌​​ ‌‍​ ‌‌‌‍‌​​‍‌‌​ ​‍​ ​‍​‍‌‌​ ‌‌‌​‌​​‍ ‍‌‍​ ‌‍ ‌‍ ‍‌ ‌​‌‍‌‌‌‍ ‍‌ ‌​​‍‌‌​ ‌‌‌​​‍‌‌ ‌‍‍ ‌‍‌‌‌ ‍‌​‍‌‌​ ​ ‌​‌​​‍‌‌​ ​ ‌​‌​​‍‌‌​ ​‍​ ​‍​ ​‌​ ‌‌‌‍‌‌‌‍​‌​ ‍​​ ‌‍‌‍‌​​ ‌​​ ‌ ​ ​​​ ​‌​ ​​​‍‌‌​ ​‍​ ​‍​‍‌‌​ ‌‌‌​‌​​‍ ‍‌ ​​‌ ​‍‌‍‍‌‌‍ ‌‌‍​‌‌ ​‍‌ ‍‌‌​​ ‌ ‌​‌‍​‌​‍ ‍‌‍ ​‌‍​‌‌‍​‍‌‍‌‌‌‍ ​​‍‌‍‌ ​​‌‍‌‌‌ ​‍‌ ​ ‌ ​​‌‍‌‌‌‍​ ‌ ‌​‌‍‍‌‌ ‌‍‌‍‌‌​ ‌‌ ​​‌ ‌‌‌‍​‍‌‍ ​‌‍‍‌‌ ​ ‌‍‍​‌‍‌‌‌‍‌​​‍​‍‌ ‌
Open Instalaciones​​​​‌ ‍ ​‍​‍‌‍ ‌ ​‍‌‍‍‌‌‍‌ ‌‍‍‌‌‍ ‍​‍​‍​ ‍‍​‍​‍‌ ​ ‌‍​‌‌‍ ‍‌‍‍‌‌ ‌​‌ ‍‌​‍ ‍‌‍‍‌‌‍ ​‍​‍​‍ ​​‍​‍‌‍‍​‌ ​‍‌‍‌‌‌‍‌‍​‍​‍​ ‍‍​‍​‍‌‍‍​‌ ‌​‌ ‌​‌ ​​‌ ​ ​ ‍‍​‍ ​‍ ‌‍ ​​‍ ‌‌‍​‌‌‍ ‍‌‍‌​​‍ ‌‌ ​‍​‍ ‌‌‍‍​‌‍ ‌ ‌​‌‍‌‌‌‍ ​‌ ​ ​‍ ‌‌ ​ ‌ ‌​‌ ‌‌‌‍‌​‌‍‍‌‌‍ ​‍ ‍‌ ‌‍‌‍‌‌‌ ​‍‌‍​ ‌‍‌‌‌‍ ​​‍ ‍‌‍​‌‌ ​​‌ ​​​‍ ‌‍‍‌‌‍ ‍‌ ‌​‌‍‌‌‌‍ ‍‌ ‌​​‍ ‌‍‌‌‌‍‌​‌‍‍‌‌ ‌​​‍ ‌‍ ‌‌‍ ‌‍‌​‌‍‌‌​ ‌‌ ​​‌ ​‍‌‍‌‌‌ ​ ‌‍‌‌‌‍ ‍‌ ‌​‌‍​‌‌ ‌​‌‍‍‌‌‍ ‌‍ ‍​ ‍ ‌‍‍‌‌‍‌​​ ‌​ ‌‍‌‍‌​​ ​‌‌‍‌‌​ ​ ​ ‌ ‌‍‌​​ ​‌​‍ ‌​ ​‌‌‍‌​​ ​​‌‍‌‌​‍ ‌​ ‌​‌‍‌‍‌‍‌‍‌‍​‍​‍ ‌‌‍​‌​ ​ ​ ​‍​ ​‌​‍ ‌‌‍​‌​ ​‍​ ‌‍‌‍​ ​ ‌ ​ ​ ​ ‍‌​ ‌​​ ‌‌​ ‌‍‌‍​‍​ ​​​ ‍ ‌ ‌​‌ ‍‌‌ ​​‌‍‌‌​ ‌‌‍‍​‌‍ ‌ ‌​‌‍‌‌‌‍ ​‌‌​ ‌‍‍‌‌ ‌​‌‍‌‌‌‌​​‌‍​‌‌‍‌ ‌‍‌‌​ ‍ ‌ ​​‌‍​‌‌ ‌​‌‍‍​​ ‌‌ ​​‌‍​‌‌‍‌ ‌‍‌‌‌​​‍‌ ‌‌‌‍‍‌‌‍ ​‌‍‌​‌‍‌‌‌ ​‍​‍‌‌​ ‌‌‌​​‍‌‌ ‌‍‍ ‌‍‌‌‌ ‍‌​‍‌‌​ ​ ‌​‌​​‍‌‌​ ​ ‌​‌​​‍‌‌​ ​‍​ ​‍​ ‌‍​ ‌ ​ ​‌‌‍‌‌​ ‌‍​ ​‌​ ​‌​ ​‌​ ‌​​ ‌‍​ ‌‌‌‍‌​​‍‌‌​ ​‍​ ​‍​‍‌‌​ ‌‌‌​‌​​‍ ‍‌‍​ ‌‍ ‌‍ ‍‌ ‌​‌‍‌‌‌‍ ‍‌ ‌​​‍‌‌​ ‌‌‌​​‍‌‌ ‌‍‍ ‌‍‌‌‌ ‍‌​‍‌‌​ ​ ‌​‌​​‍‌‌​ ​ ‌​‌​​‍‌‌​ ​‍​ ​‍‌‍​‍​ ​​‌‍‌‌​ ‍​‌‍‌‍​ ​​​ ​ ‌‍​‍​ ‍​​ ​‍​ ‌‍​ ‌‌​‍‌‌​ ​‍​ ​‍​‍‌‌​ ‌‌‌​‌​​‍ ‍‌ ‌​‌‍‍‌‌ ‌​‌‍ ​‌‍‌‌​ ‌‍​‍‌‍​‌‌ ​ ‌‍‌‌‌‌‌‌‌ ​‍‌‍ ​​ ‌‌‍‍​‌ ‌​‌ ‌​‌ ​​‌ ​ ​‍‌‌​ ​ ‌​​‌​‍‌‌​ ​‍‌​‌‍​‍‌‌​ ​‍‌​‌‍‌‍ ​​‍ ‌‌‍​‌‌‍ ‍‌‍‌​​‍ ‌‌ ​‍​‍ ‌‌‍‍​‌‍ ‌ ‌​‌‍‌‌‌‍ ​‌ ​ ​‍ ‌‌ ​ ‌ ‌​‌ ‌‌‌‍‌​‌‍‍‌‌‍ ​‍ ‍‌ ‌‍‌‍‌‌‌ ​‍‌‍​ ‌‍‌‌‌‍ ​​‍ ‍‌‍​‌‌ ​​‌ ​​​‍‌‍‌‍‍‌‌‍‌​​ ‌​ ‌‍‌‍‌​​ ​‌‌‍‌‌​ ​ ​ ‌ ‌‍‌​​ ​‌​‍ ‌​ ​‌‌‍‌​​ ​​‌‍‌‌​‍ ‌​ ‌​‌‍‌‍‌‍‌‍‌‍​‍​‍ ‌‌‍​‌​ ​ ​ ​‍​ ​‌​‍ ‌‌‍​‌​ ​‍​ ‌‍‌‍​ ​ ‌ ​ ​ ​ ‍‌​ ‌​​ ‌‌​ ‌‍‌‍​‍​ ​​​‍‌‍‌ ‌​‌ ‍‌‌ ​​‌‍‌‌​ ‌‌‍‍​‌‍ ‌ ‌​‌‍‌‌‌‍ ​‌‌​ ‌‍‍‌‌ ‌​‌‍‌‌‌‌​​‌‍​‌‌‍‌ ‌‍‌‌​‍‌‍‌ ​​‌‍​‌‌ ‌​‌‍‍​​ ‌‌ ​​‌‍​‌‌‍‌ ‌‍‌‌‌​​‍‌ ‌‌‌‍‍‌‌‍ ​‌‍‌​‌‍‌‌‌ ​‍​‍‌‌​ ‌‌‌​​‍‌‌ ‌‍‍ ‌‍‌‌‌ ‍‌​‍‌‌​ ​ ‌​‌​​‍‌‌​ ​ ‌​‌​​‍‌‌​ ​‍​ ​‍​ ‌‍​ ‌ ​ ​‌‌‍‌‌​ ‌‍​ ​‌​ ​‌​ ​‌​ ‌​​ ‌‍​ ‌‌‌‍‌​​‍‌‌​ ​‍​ ​‍​‍‌‌​ ‌‌‌​‌​​‍ ‍‌‍​ ‌‍ ‌‍ ‍‌ ‌​‌‍‌‌‌‍ ‍‌ ‌​​‍‌‌​ ‌‌‌​​‍‌‌ ‌‍‍ ‌‍‌‌‌ ‍‌​‍‌‌​ ​ ‌​‌​​‍‌‌​ ​ ‌​‌​​‍‌‌​ ​‍​ ​‍‌‍​‍​ ​​‌‍‌‌​ ‍​‌‍‌‍​ ​​​ ​ ‌‍​‍​ ‍​​ ​‍​ ‌‍​ ‌‌​‍‌‌​ ​‍​ ​‍​‍‌‌​ ‌‌‌​‌​​‍ ‍‌ ‌​‌‍‍‌‌ ‌​‌‍ ​‌‍‌‌​‍‌‍‌ ​​‌‍‌‌‌ ​‍‌ ​ ‌ ​​‌‍‌‌‌‍​ ‌ ‌​‌‍‍‌‌ ‌‍‌‍‌‌​ ‌‌ ​​‌ ‌‌‌‍​‍‌‍ ​‌‍‍‌‌ ​ ‌‍‍​‌‍‌‌‌‍‌​​‍​‍‌ ‌